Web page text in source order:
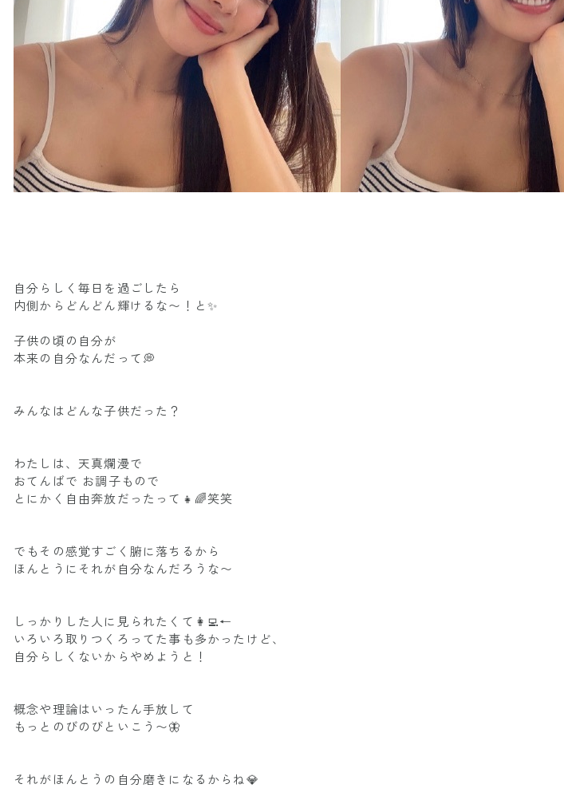
自分らしく毎日を過ごしたら
内側からどんどん輝けるな〜！と✨
子供の頃の自分が
本来の自分なんだって💭
みんなはどんな子供だった？
わたしは、天真爛漫で
おてんばで お調子もので
とにかく自由奔放だったって👧🌈笑笑
でもその感覚すごく腑に落ちるから
ほんとうにそれが自分なんだろうな〜
しっかりした人に見られたくて👩‍💻←
いろいろ取りつくろってた事も多かったけど、
自分らしくないからやめようと！
概念や理論はいったん手放して
もっとのびのびといこう〜🦋
それがほんとうの自分磨きになるからね💎